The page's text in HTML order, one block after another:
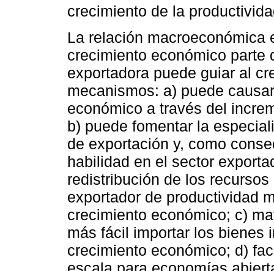
crecimiento de la
La relación macroeconómica
crecimiento económico parte
exportadora puede guiar al
mecanismos: a) puede
económico a través del
b) puede fomentar la
de exportación y, como
habilidad en el sector
redistribución de los
exportador de productividad
crecimiento económico; c)
más fácil importar los bienes
crecimiento económico; d)